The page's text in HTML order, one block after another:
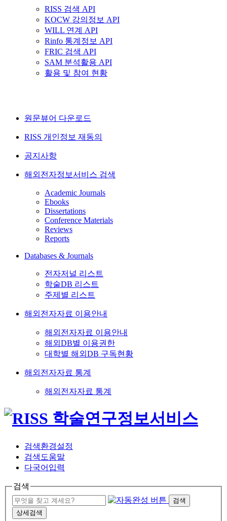
RISS 검색 API
KOCW 강의정보 API
WILL 연계 API
Rinfo 통계정보 API
FRIC 검색 API
SAM 분석활용 API
활용 및 참여 현황
원문뷰어 다운로드
RISS 개인정보 재동의
공지사항
해외전자정보서비스 검색
Academic Journals
Ebooks
Dissertations
Conference Materials
Reviews
Reports
Databases & Journals
전자저널 리스트
학술DB 리스트
주제별 리스트
해외전자자료 이용안내
해외전자자료 이용안내
해외DB별 이용권한
대학별 해외DB 구독현황
해외전자자료 통계
해외전자자료 통계
검색환경설정
검색도움말
다국어입력
검색
검색
상세검색